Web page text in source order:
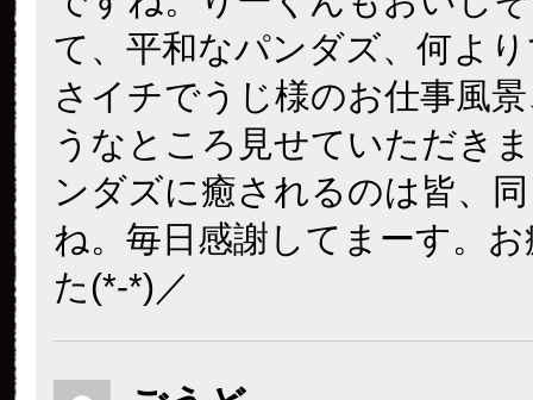
て、平和なパンダズ、何よ
さイチでうじ様のお仕事風
うなところ見せていただき
ンダズに癒されるのは皆、
ね。毎日感謝してまーす。
た(*-*)／